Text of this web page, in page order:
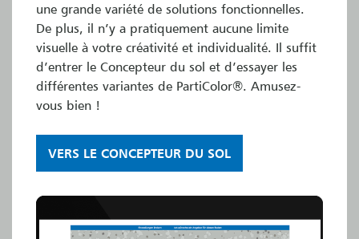
une grande variété de solutions fonctionnelles.
De plus, il n’y a pratiquement aucune limite
visuelle à votre créativité et individualité. Il suffit
d’entrer le Concepteur du sol et d’essayer les
différentes variantes de PartiColor®. Amusez-
vous bien !
VERS LE CONCEPTEUR DU SOL